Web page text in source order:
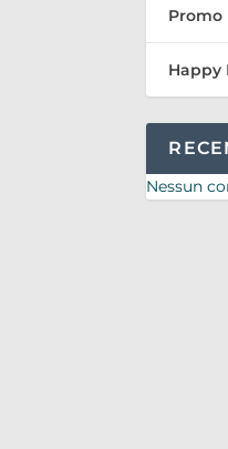
Promo
Happy
Nessun